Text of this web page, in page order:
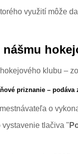
využití môže
nášmu
klubu –
priznanie – podáva
o
tlačiva "